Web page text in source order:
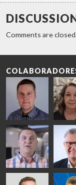
Comments are
Riku Färm
HEAT
TREATMENT
SOLUTIONS
- GLASTON
Mari
-
Taneli
Uwe